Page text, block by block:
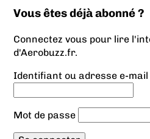
Vous êtes déjà abonné ?
Connectez vous pour lire
d'Aerobuzz.fr.
Identifiant ou adresse e-mail
Mot de passe